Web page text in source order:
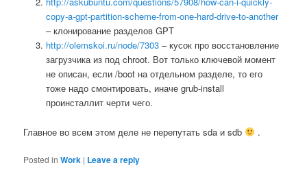
copy-a-gpt-partition-scheme-from-one-hard-drive-to-another
– клонирование разделов GPT
http://olemskoi.ru/node/7303– кусок про восстановление
загрузчика из под chroot. Вот только ключевой момент
не описан, если /boot на отдельном разделе, то его
тоже надо смонтировать, иначе grub-install
проинсталлит черти чего.
Главное во всем этом деле не перепутать sda и sdb .
Posted in Work | Leave a reply